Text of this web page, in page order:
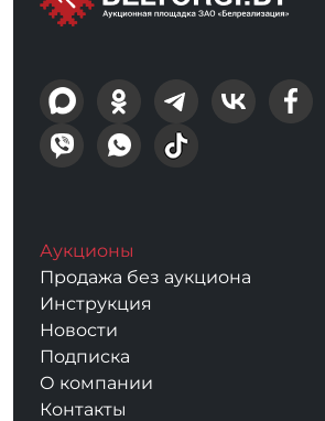
Аукционы
Продажа без аукциона
Инструкция
Новости
Подписка
О компании
Контакты